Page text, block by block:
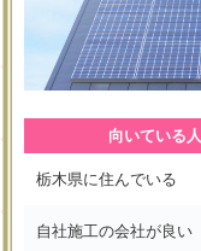
向いている人
栃木県に住んでいる
自社施工の会社が良い